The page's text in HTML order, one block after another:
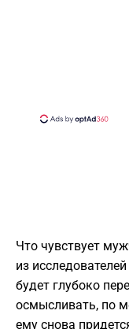
Что чувствует
из
будет глубоко
осмысливать, по
ему снова